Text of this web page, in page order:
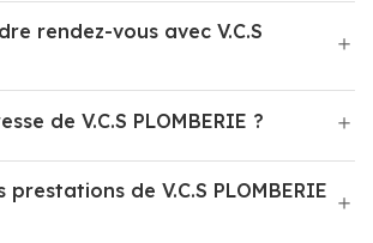
rendez-vous avec V.C.S
de V.C.S PLOMBERIE ?
prestations de V.C.S PLOMBERIE